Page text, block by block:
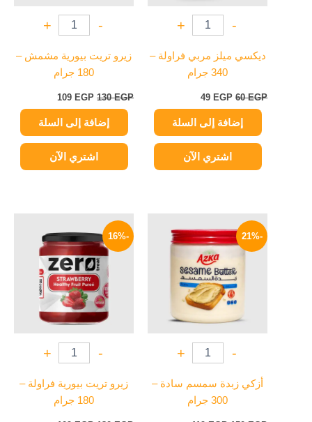
-
+
ديكسي ميلز مربي فراولة –
340 جرام
60EGP
49 EGP
إضافة إلى السلة
اشتري الآن
-
+
زيرو تريت بيورية مشمش –
180 جرام
130EGP
109 EGP
إضافة إلى السلة
اشتري الآن
-21%
-
+
أزكي زبدة سمسم سادة –
300 جرام
الأصلي
هو:
150 EGP.
الحالي
هو:
-16%
-
+
زيرو تريت بيورية فراولة –
180 جرام
الأصلي
هو:
130 EGP.
الحالي
هو:
109 EGP.